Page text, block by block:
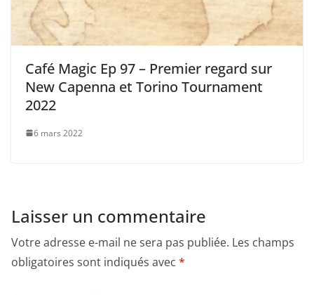
Café Magic Ep 97 – Premier regard sur
New Capenna et Torino Tournament
2022
6 mars 2022
Laisser un commentaire
Votre adresse e-mail ne sera pas publiée. Les champs
obligatoires sont indiqués avec *